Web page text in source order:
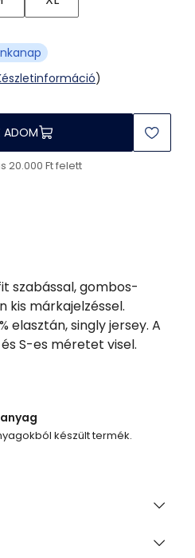
)
ADOM
20.000 Ft felett
szabással, gombos-
kis márkajelzéssel.
elasztán, singly jersey. A
S-es méretet visel.
készült termék.